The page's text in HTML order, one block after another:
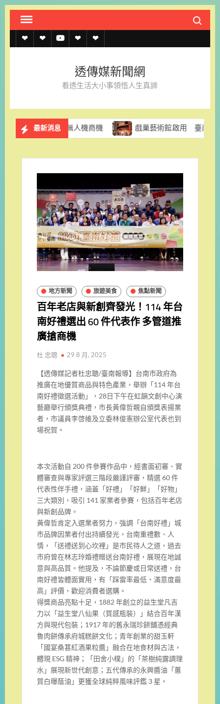
Skip
content
Search
透
約
透
上
記
透 聯
我
官
LINE
透傳媒新聞網
看透生活大小事領悟人生真諦
最新消息
與無人機商機 戲巢藝術館啟用 臺南再添推廣傳統戲
地方新聞 旅遊美食 焦點新聞
百年老店與新創齊發光！114 年台
南好禮選出 60 件代表作 多管道推
廣搶商機
杜 忠聰 29 8 月, 2025
【透傳媒記者杜忠聰/臺南報導】台南市政府為
推廣在地優質商品與特色產業，舉辦「114 年台
南好禮徵選活動」，28日下午在虹韻文創中心演
藝廳舉行頒獎典禮，市長黃偉哲親自頒獎表揚業
者，市議員李啓維及立委林俊憲辦公室代表也到
場祝賀。
本次活動自 200 件參賽作品中，經書面初審、實
體審查與專家評選三階段嚴謹評審，精選 60 件
代表性伴手禮，涵蓋「好禮」「好鮮」「好物」
三大類別，吸引 141 家業者參賽，包括百年老店
與新創品牌。
黃偉哲肯定入選業者努力，強調「台南好禮」城
市品牌因業者付出持續發光，台南重禮數、人
情，「送禮送到心坎裡」是市民待人之道，過去
市府曾在林志玲婚禮贈送台南好禮，展現在地誠
意與高品質。他提及，不論節慶或日常送禮，台
南好禮皆體面實用，有「踩雷率最低、滿意度最
高」評價，歡迎消費者選購。
得獎商品亮點十足，1882 年創立的益生堂凡吉
力以「益生堂八仙果（質感瓶裝）」結合百年漢
方與現代包裝；1917 年的舊永瑞珍餅舖憑經典
魯肉餅傳承府城糕餅文化；青年創業的甜玉軒
「國宴桑葚紅酒果粒醬」融合在地食材與古法，
體現 ESG 精神；「田舍小樸」的「茶樹純露調理
水」展現新世代創意；五代傳承的永興醬油「蕙
質白曝蔭油」更獲全球純粹風味評鑑 3 星。